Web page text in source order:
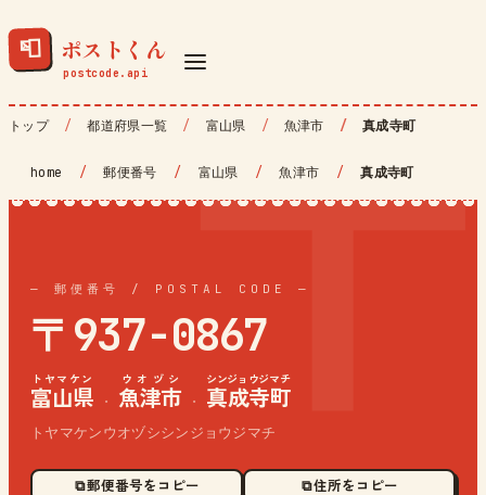
📮 ポストくん
トップ 都道府県一覧 富山県 魚津市 真成寺町
home / 郵便番号 / 富山県 / 魚津市 / 真成寺町
— 郵便番号 / POSTAL CODE —
〒937-0867
富山県
トヤマケン
· 魚津市
ウオヅシ
· 真成寺町
シンジョウジマチ
トヤマケンウオヅシシンジョウジマチ
⧉ 郵便番号をコピー ⧉ 住所をコピー